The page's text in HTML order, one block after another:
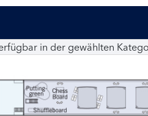
in der gewählten